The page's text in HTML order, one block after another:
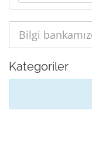
Kategoriler